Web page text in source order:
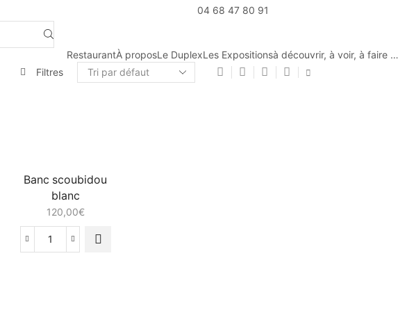
04 68 47 80 91
RestaurantÀ proposLe DuplexLes Expositionsà découvrir, à voir, à faire …
Filtres
Banc scoubidou
blanc
120,00€
quantité